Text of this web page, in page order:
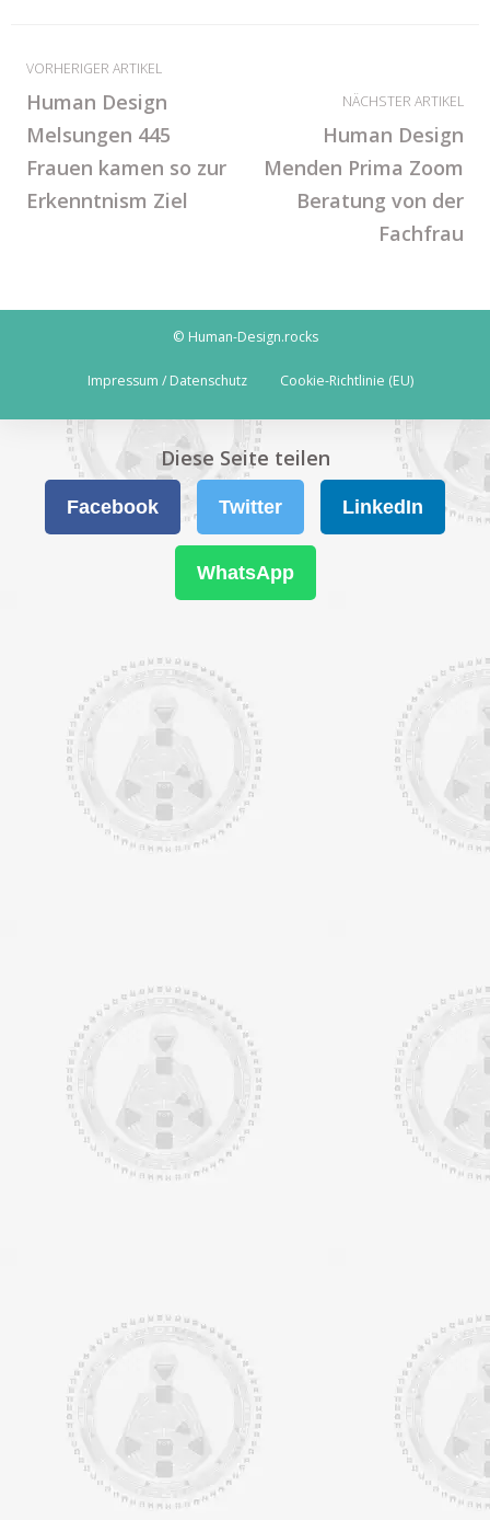
VORHERIGER ARTIKEL
Human Design
Melsungen 445
Frauen kamen so zur
Erkenntnism Ziel
NÄCHSTER ARTIKEL
Human Design
Menden Prima Zoom
Beratung von der
Fachfrau
© Human-Design.rocks
Impressum / Datenschutz Cookie-Richtlinie (EU)
Diese Seite teilen
Facebook Twitter LinkedIn
WhatsApp